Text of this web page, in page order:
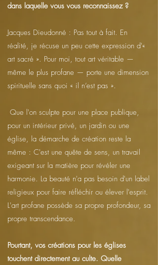
dans laquelle vous vous reconnaissez ?
Jacques Dieudonné : Pas tout à fait. En
réalité, je récuse un peu cette expression d'«
art sacré ». Pour moi, tout art véritable —
même le plus profane — porte une dimension
spirituelle sans quoi « il n’est pas ».
Que l'on sculpte pour une place publique,
pour un intérieur privé, un jardin ou une
église, la démarche de création reste la
même : C'est une quête de sens, un travail
exigeant sur la matière pour révéler une
harmonie. La beauté n'a pas besoin d'un label
religieux pour faire réfléchir ou élever l'esprit.
L'art profane possède sa propre profondeur, sa
propre transcendance.
Pourtant, vos créations pour les églises
touchent directement au culte. Quelle